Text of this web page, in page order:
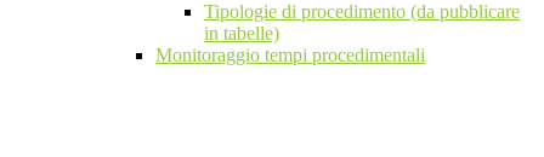
Tipologie di procedimento (da pubblicare
in tabelle)
Monitoraggio tempi procedimentali